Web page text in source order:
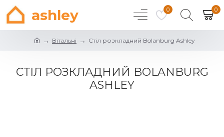
ashley 0 0
Вітальні Стіл розкладний Bolanburg Ashley
СТІЛ РОЗКЛАДНИЙ BOLANBURG
ASHLEY